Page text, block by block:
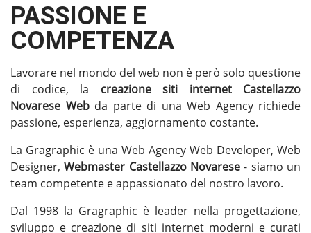
PASSIONE E
COMPETENZA
Lavorare nel mondo del web non è però solo questione
di codice, la creazione siti internet Castellazzo
Novarese Webda parte di una Web Agency richiede
passione, esperienza, aggiornamento costante.
La Gragraphic è una Web Agency Web Developer, Web
Designer,Webmaster Castellazzo Novarese - siamo un
team competente e appassionato del nostro lavoro.
Dal 1998 la Gragraphic è leader nella progettazione,
sviluppo e creazione di siti internet moderni e curati